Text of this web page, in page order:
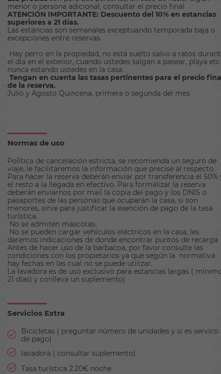
menor o persona adicional, consultar el precio final
ATENCIÓN IMPORTANTE: Descuento del 10% en estancias
superiores a 21 días.
Las estancias son semanales exceptuando temporada baja o
excepciones entre reservas.
Hay perro en la propiedad, no está suelto salvo a ratos
el día en el exterior, cuando ustedes salgan a pasear, playa etc
nunca estando ustedes en la casa.
Tengan en cuenta las tasas pertinentes para el precio
de la reserva.
Julio y Agosto Quincena, primera o segunda del mes
Normas de uso
Política de cancelación estricta, se recomienda un seguro de
viaje, le facilitaremos la información que precise al respecto.
Para hacer la reserva deberán enviar por transferencia el 50%
el resto a la llegada en efectivo. Para formalizar la reserva
deberán enviarnos por mail la copia del pago y los DNIS o
pasaportes de las personas que ocuparán la casa, si son
menores, sirve para justificar la exención de pago de la tasa
turística.
No se admiten mascotas.
No se pueden cargar vehículos eléctricos en la casa, les
daremos indicaciones de donde encontrar puntos de recarga
Antes de hacer uso de la barbacoa, por favor consulte las
condiciones con los propietarios ya que según la normativa
hay fechas en las cual no se puede utilizar.
La lavadora es de uso exclusivo para estancias largas (
21 días) y conlleva un suplemento)
Servicios Extra
Bicicletas ( preguntar número de unidades y si es servico
de pago)
lavadora ( consultar suplemento)
Tasa turística 2.20€ noche